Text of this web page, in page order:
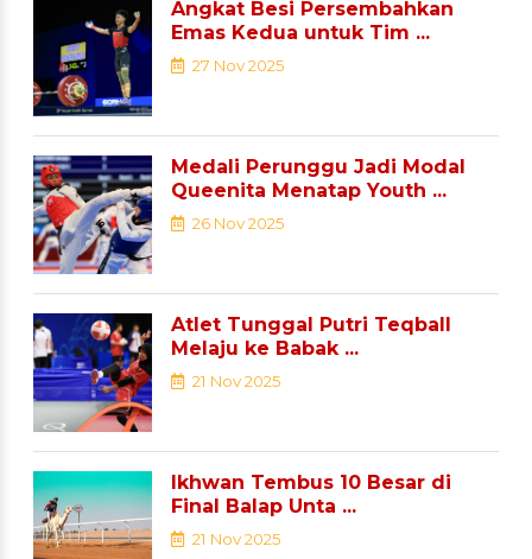
Angkat Besi Persembahkan
Emas Kedua untuk Tim ...
27 Nov 2025
Medali Perunggu Jadi Modal
Queenita Menatap Youth ...
26 Nov 2025
Atlet Tunggal Putri Teqball
Melaju ke Babak ...
21 Nov 2025
Ikhwan Tembus 10 Besar di
Final Balap Unta ...
21 Nov 2025